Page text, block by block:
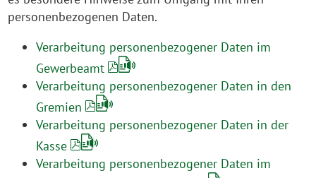
personenbezogenen Daten.
Verarbeitung personenbezogener Daten im
Gewerbeamt
Verarbeitung personenbezogener Daten in den
Gremien
Verarbeitung personenbezogener Daten in der
Kasse
Verarbeitung personenbezogener Daten im